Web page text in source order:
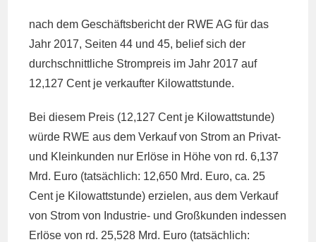
nach dem Geschäftsbericht der RWE AG für das
Jahr 2017, Seiten 44 und 45, belief sich der
durchschnittliche Strompreis im Jahr 2017 auf
12,127 Cent je verkaufter Kilowattstunde.
Bei diesem Preis (12,127 Cent je Kilowattstunde)
würde RWE aus dem Verkauf von Strom an Privat-
und Kleinkunden nur Erlöse in Höhe von rd. 6,137
Mrd. Euro (tatsächlich: 12,650 Mrd. Euro, ca. 25
Cent je Kilowattstunde) erzielen, aus dem Verkauf
von Strom von Industrie- und Großkunden indessen
Erlöse von rd. 25,528 Mrd. Euro (tatsächlich: